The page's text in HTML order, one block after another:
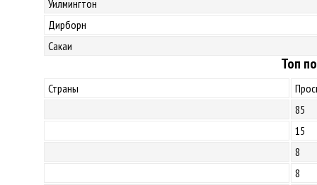
Уилмингтон
Дирборн
Сакаи
Топ
Страны
85
15
8
8